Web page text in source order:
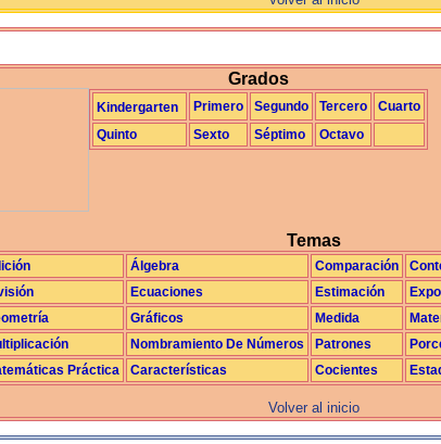
Grados
Kindergarten Primero Segundo Tercero
Cuarto
Quinto
Sexto Séptimo Octavo
Temas
Álgebra Comparación
Ecuaciones Estimación
Gráficos Medida
Nombramiento De Números Patrones
Práctica
Características Cocientes
Volver al inicio